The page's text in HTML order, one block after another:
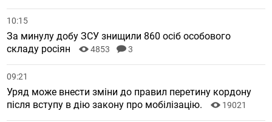
10:15
За минулу добу ЗСУ знищили 860 осіб особового
складу росіян
4853 3
09:21
Уряд може внести зміни до правил перетину кордону
після вступу в дію закону про мобілізацію.
19021